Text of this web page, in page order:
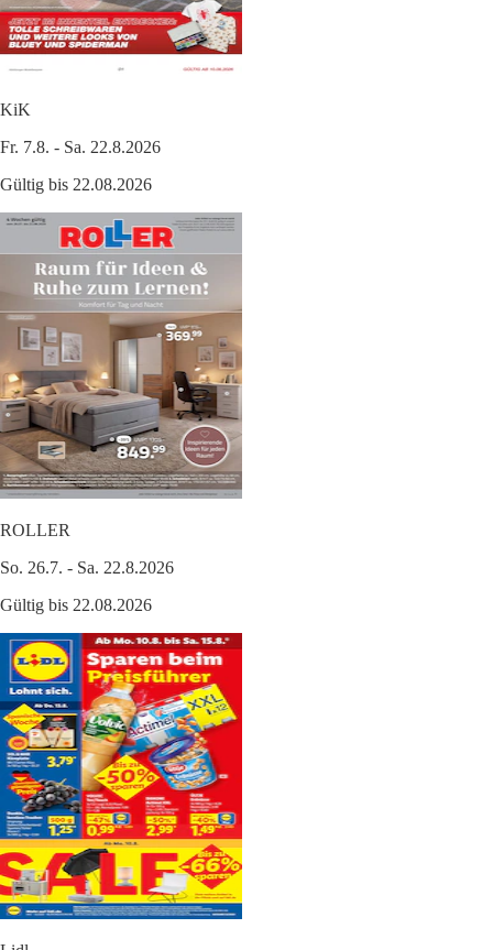
KiK
Fr. 7.8. - Sa. 22.8.2026
Gültig bis 22.08.2026
ROLLER
So. 26.7. - Sa. 22.8.2026
Gültig bis 22.08.2026